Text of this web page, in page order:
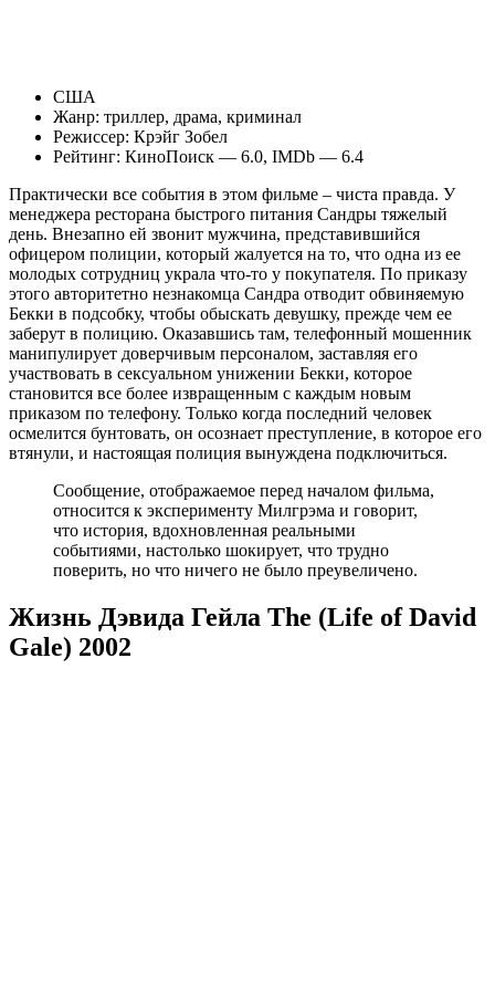
США
Жанр: триллер, драма, криминал
Режиссер: Крэйг Зобел
Рейтинг: КиноПоиск — 6.0, IMDb — 6.4
Практически все события в этом фильме – чиста правда. У
менеджера ресторана быстрого питания Сандры тяжелый
день. Внезапно ей звонит мужчина, представившийся
офицером полиции, который жалуется на то, что одна из ее
молодых сотрудниц украла что-то у покупателя. По приказу
этого авторитетно незнакомца Сандра отводит обвиняемую
Бекки в подсобку, чтобы обыскать девушку, прежде чем ее
заберут в полицию. Оказавшись там, телефонный мошенник
манипулирует доверчивым персоналом, заставляя его
участвовать в сексуальном унижении Бекки, которое
становится все более извращенным с каждым новым
приказом по телефону. Только когда последний человек
осмелится бунтовать, он осознает преступление, в которое его
втянули, и настоящая полиция вынуждена подключиться.
Сообщение, отображаемое перед началом фильма,
относится к эксперименту Милгрэма и говорит,
что история, вдохновленная реальными
событиями, настолько шокирует, что трудно
поверить, но что ничего не было преувеличено.
Жизнь Дэвида Гейла The (Life of David
Gale) 2002